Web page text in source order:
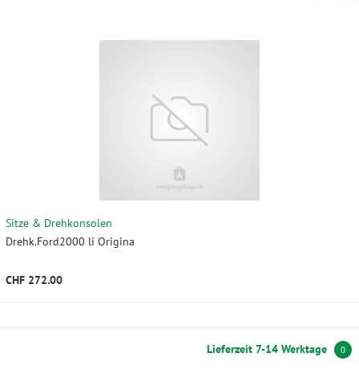
Sitze & Drehkonsolen
Drehk.Ford2000 li Origina
CHF 272.00
Lieferzeit 7-14 Werktage 0